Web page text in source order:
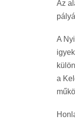
Az
A
a